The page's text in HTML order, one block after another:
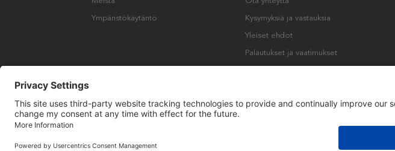
Ympäristökäytäntö
Kysymyksiä ja vastauksia
Yleiset ehdot
Palautukset ja vaatimukset